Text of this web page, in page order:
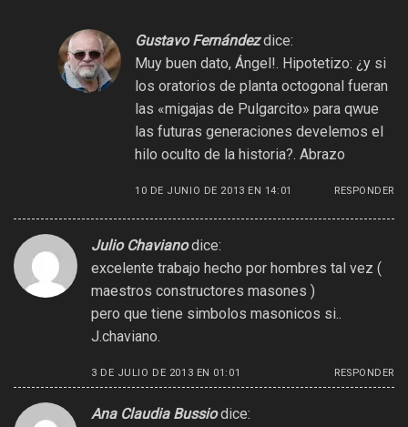
Gustavo Fernández dice:
Muy buen dato, Ángel!. Hipotetizo: ¿y si
los oratorios de planta octogonal fueran
las «migajas de Pulgarcito» para qwue
las futuras generaciones develemos el
hilo oculto de la historia?. Abrazo
10 DE JUNIO DE 2013 EN 14:01 RESPONDER
Julio Chaviano dice:
excelente trabajo hecho por hombres tal vez (
maestros constructores masones )
pero que tiene simbolos masonicos si..
J.chaviano.
3 DE JULIO DE 2013 EN 01:01 RESPONDER
Ana Claudia Bussio dice: